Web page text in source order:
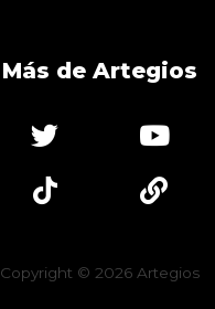
Más de Artegios
Copyright © 2026 Artegios